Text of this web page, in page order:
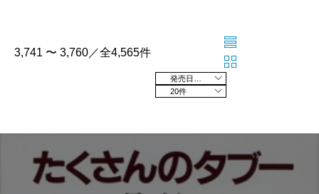
3,741 〜 3,760／全4,565件
20件